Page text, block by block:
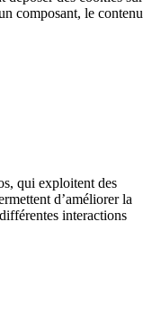
composant, le contenu
qui exploitent des
d’améliorer la
interactions